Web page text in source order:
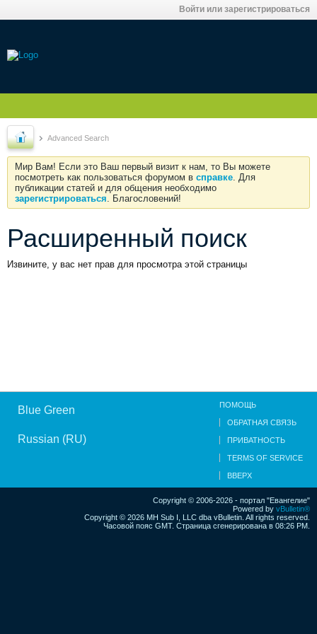
Войти или зарегистрироваться
Advanced Search
Мир Вам! Если это Ваш первый визит к нам, то Вы можете
посмотреть как пользоваться форумом в справке. Для
публикации статей и для общения необходимо
зарегистрироваться. Благословений!
Расширенный поиск
Извините, у вас нет прав для просмотра этой страницы
Blue Green
Russian (RU)
ПОМОЩЬ
ОБРАТНАЯ СВЯЗЬ
ПРИВАТНОСТЬ
TERMS OF SERVICE
ВВЕРХ
Copyright © 2006-2026 - портал "Евангелие"
Powered by vBulletin®
Copyright © 2026 MH Sub I, LLC dba vBulletin. All rights reserved.
Часовой пояс GMT. Страница сгенерирована в 08:26 PM.